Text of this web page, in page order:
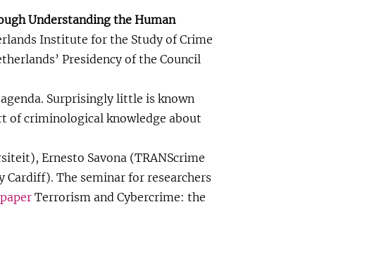
Understanding the Human
Institute for the Study of Crime
Presidency of the Council
Surprisingly little is known
of criminological knowledge about
Ernesto Savona (TRANScrime
The seminar for researchers
Terrorism and Cybercrime: the